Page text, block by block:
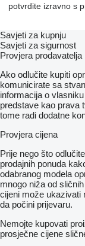
potvrdite izravno s
Savjeti za kupnju
Savjeti za sigurnost
Provjera prodavatelja
Ako odlučite kupiti
komunicirate sa
informacija o
predstave kao prava
tome radi dodatne
Provjera cijena
Prije nego što
prodajnih ponuda
odabranog modela
mnogo niža od
cijeni može ukazivati
da počini prijevaru.
Nemojte kupovati
prosječne cijene